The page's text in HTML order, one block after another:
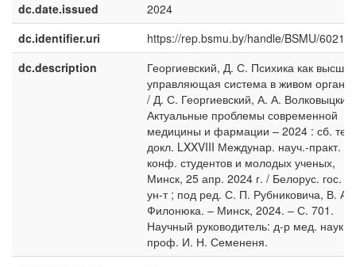
dc.date.issued
2024
dc.identifier.uri
https://rep.bsmu.by/handle/BSMU/60218
dc.description
Георгиевский, Д. С. Психика как высшая
управляющая система в живом
/ Д. С. Георгиевский, А. А. Волковыцкий
Актуальные проблемы современной
медицины и фармации – 2024 : сб. тез.
докл. LXXVIII Междунар. науч.-практ.
конф. студентов и молодых ученых,
Минск, 25 апр. 2024 г. / Белорус. гос.
ун-т ; под ред. С. П. Рубниковича, В. А.
Филонюка. – Минск, 2024. – С. 701.
Научный руководитель: д-р мед. наук,
проф. И. Н. Семененя.